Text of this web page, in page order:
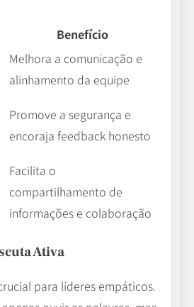
Benefício
Melhora a comunicação e
alinhamento da equipe
Promove a segurança e
encoraja feedback honesto
Facilita o
compartilhamento de
informações e colaboração
Ativa
para líderes empáticos.